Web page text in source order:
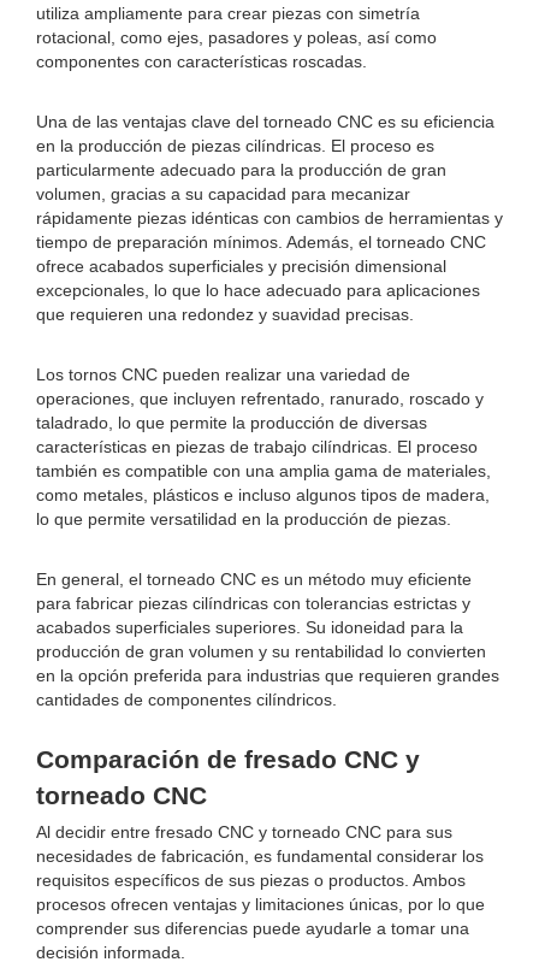
utiliza ampliamente para crear piezas con simetría
rotacional, como ejes, pasadores y poleas, así como
componentes con características roscadas.
Una de las ventajas clave del torneado CNC es su eficiencia
en la producción de piezas cilíndricas. El proceso es
particularmente adecuado para la producción de gran
volumen, gracias a su capacidad para mecanizar
rápidamente piezas idénticas con cambios de herramientas y
tiempo de preparación mínimos. Además, el torneado CNC
ofrece acabados superficiales y precisión dimensional
excepcionales, lo que lo hace adecuado para aplicaciones
que requieren una redondez y suavidad precisas.
Los tornos CNC pueden realizar una variedad de
operaciones, que incluyen refrentado, ranurado, roscado y
taladrado, lo que permite la producción de diversas
características en piezas de trabajo cilíndricas. El proceso
también es compatible con una amplia gama de materiales,
como metales, plásticos e incluso algunos tipos de madera,
lo que permite versatilidad en la producción de piezas.
En general, el torneado CNC es un método muy eficiente
para fabricar piezas cilíndricas con tolerancias estrictas y
acabados superficiales superiores. Su idoneidad para la
producción de gran volumen y su rentabilidad lo convierten
en la opción preferida para industrias que requieren grandes
cantidades de componentes cilíndricos.
Comparación de fresado CNC y
torneado CNC
Al decidir entre fresado CNC y torneado CNC para sus
necesidades de fabricación, es fundamental considerar los
requisitos específicos de sus piezas o productos. Ambos
procesos ofrecen ventajas y limitaciones únicas, por lo que
comprender sus diferencias puede ayudarle a tomar una
decisión informada.